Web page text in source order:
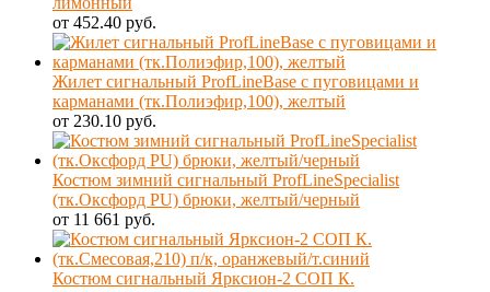
от 452.40 руб.
Жилет сигнальный ProfLineBase с пуговицами и
карманами (тк.Полиэфир,100), желтый
от 230.10 руб.
Костюм зимний сигнальный ProfLineSpecialist
(тк.Оксфорд PU) брюки, желтый/черный
от 11 661 руб.
Костюм сигнальный Ярксион-2 СОП К.